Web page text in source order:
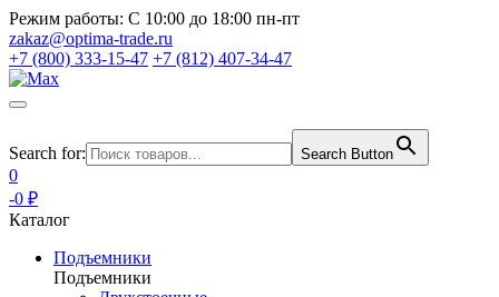
Режим работы: С 10:00 до 18:00 пн-пт
zakaz@optima-trade.ru
+7 (800) 333-15-47 +7 (812) 407-34-47
Search for: Search Button
0
-0 ₽
Каталог
Подъемники
Подъемники